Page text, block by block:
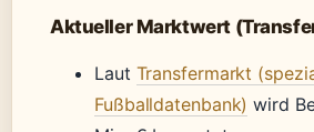
Aktueller Marktwert
Laut Transfermarkt
Fußballdatenbank) wird